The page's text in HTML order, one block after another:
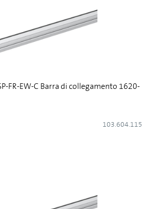
FR-EW-C Barra di collegamento 1620-
103.604.115